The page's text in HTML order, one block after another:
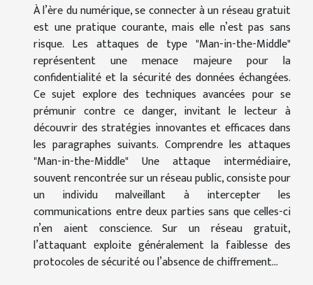
À l’ère du numérique, se connecter à un réseau gratuit
est une pratique courante, mais elle n’est pas sans
risque. Les attaques de type "Man-in-the-Middle"
représentent une menace majeure pour la
confidentialité et la sécurité des données échangées.
Ce sujet explore des techniques avancées pour se
prémunir contre ce danger, invitant le lecteur à
découvrir des stratégies innovantes et efficaces dans
les paragraphes suivants. Comprendre les attaques
"Man-in-the-Middle" Une attaque intermédiaire,
souvent rencontrée sur un réseau public, consiste pour
un individu malveillant à intercepter les
communications entre deux parties sans que celles-ci
n’en aient conscience. Sur un réseau gratuit,
l’attaquant exploite généralement la faiblesse des
protocoles de sécurité ou l’absence de chiffrement...